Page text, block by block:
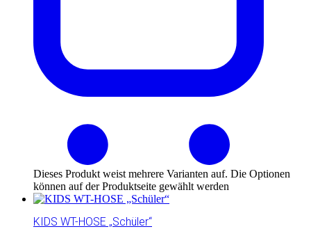
Dieses Produkt weist mehrere Varianten auf. Die Optionen
können auf der Produktseite gewählt werden
KIDS WT-HOSE „Schüler“